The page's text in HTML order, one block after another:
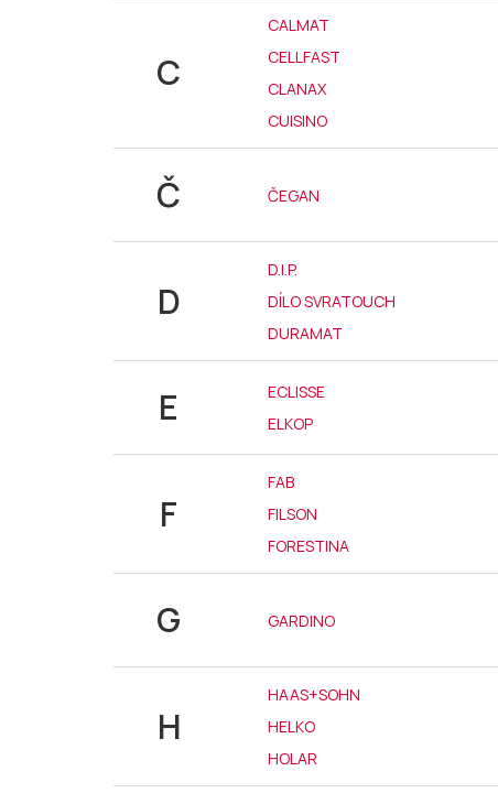
C
CALMAT
CELLFAST
CLANAX
CUISINO
Č ČEGAN
D
D.I.P.
DÍLO SVRATOUCH
DURAMAT
E ECLISSE
ELKOP
F
FAB
FILSON
FORESTINA
G GARDINO
H
HAAS+SOHN
HELKO
HOLAR